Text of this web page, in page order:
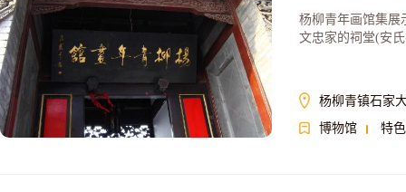
杨柳青年画馆集
文忠家的祠堂(安
杨柳青镇石家
博物馆
特